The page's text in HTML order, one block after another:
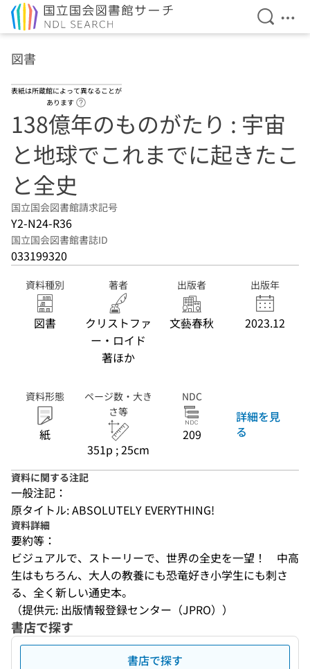
検索を
メ
図書
表紙は所蔵館によって異なることが
あります
138億年のものがたり : 宇宙
と地球でこれまでに起きたこ
と全史
国立国会図書館請求記号
Y2-N24-R36
国立国会図書館書誌ID
033199320
資料種別
図書
著者
クリストファ
ー・ロイド
著ほか
出版者
文藝春秋
出版年
2023.12
資料形態
紙
ページ数・大き
さ等
351p ; 25cm
NDC
209
詳細を見
る
資料に関する注記
一般注記：
原タイトル: ABSOLUTELY EVERYTHING!
資料詳細
要約等：
ビジュアルで、ストーリーで、世界の全史を一望！　中高
生はもちろん、大人の教養にも恐竜好き小学生にも刺さ
る、全く新しい通史本。
（提供元: 出版情報登録センター（JPRO））
書店で探す
書店で探す